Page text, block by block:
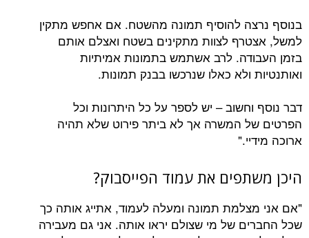
להוסיף תמונה מהשטח. אם אחפש מתקין
לצוות מתקינים בשטח ואצלם אותם
לרב אשתמש בתמונות אמיתיות
ולא כאלו שנרכשו בבנק תמונות.
– יש לספר על כל היתרונות וכל
המשרה אך לא ביתר פירוט שלא תהיה
את עמוד הפייסבוק?
תמונה ומעלה לעמוד, אתייג אותה כך
של מי שצולם יראו אותה. אני גם מעבירה